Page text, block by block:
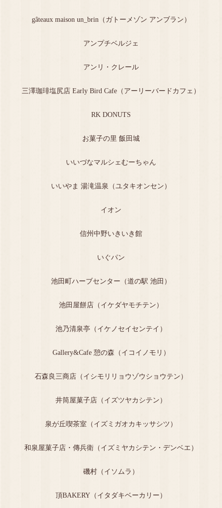
gâteaux maison un_brin（ガトーメゾン アンブラン）
アンプチベルジェ
アンリ・クレール
三澤珈琲塩尻店 Early Bird Cafe（アーリーバードカフェ）
RK DONUTS
お菓子の里 飯田城
いいづなマルシェむーちゃん
いいやま 湯滝温泉（ユタキオンセン）
イオン
信州中野いきいき館
いぐパン
池田町ハーブセンター（道の駅 池田）
池田屋餅店（イケダヤモチテン）
池乃清泉亭（イケノセイセンテイ）
Gallery&Cafe 憩の森（イコイノモリ）
石森良三商店（イシモリリョウゾウショウテン）
井筒屋菓子店（イズツヤカシテン）
泉が丘喫茶室（イズミガオカキッサシツ）
和泉屋菓子店・傳兵衛（イズミヤカシテン・デンベエ）
磯村（イソムラ）
頂BAKERY（イタダキベーカリー）